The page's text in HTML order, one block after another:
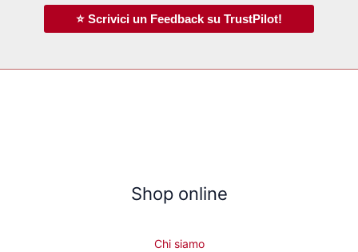
⭐ Scrivici un Feedback su TrustPilot!
Shop online
Chi siamo